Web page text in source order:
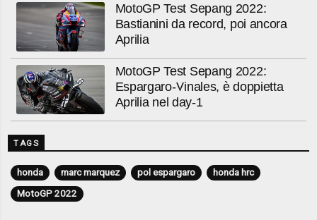
MotoGP Test Sepang 2022:
Bastianini da record, poi ancora
Aprilia
MotoGP Test Sepang 2022:
Espargaro-Vinales, è doppietta
Aprilia nel day-1
TAGS
honda marc marquez pol espargaro
honda hrc
MotoGP 2022